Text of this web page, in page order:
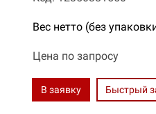
Вес нетто (без
Цена по запросу
В заявку Быстрый